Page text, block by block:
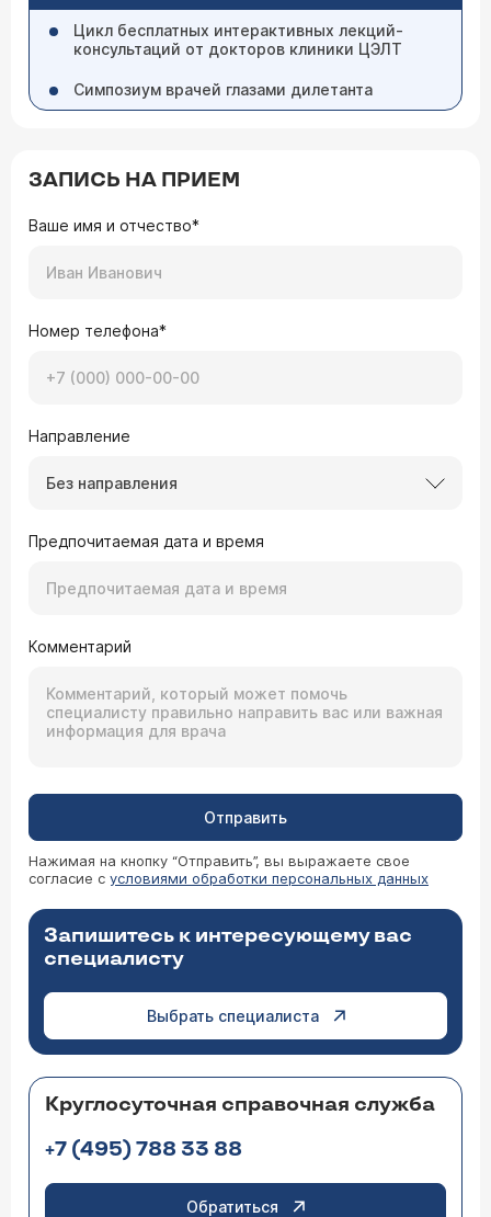
Цикл бесплатных интерактивных лекций-
консультаций от докторов клиники ЦЭЛТ
Симпозиум врачей глазами дилетанта
ЗАПИСЬ НА ПРИЕМ
Ваше имя и отчество*
Номер телефона*
Направление
Без направления
Предпочитаемая дата и время
Комментарий
Отправить
Нажимая на кнопку “Отправить”, вы выражаете свое
согласие с условиями обработки персональных данных
Запишитесь к интересующему вас
специалисту
Выбрать специалиста
Круглосуточная справочная служба
+7 (495) 788 33 88
Обратиться